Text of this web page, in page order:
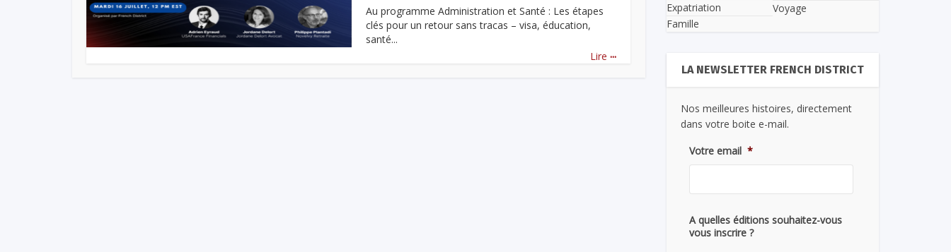
Au programme Administration et Santé : Les étapes
clés pour un retour sans tracas – visa, éducation,
santé...
Lire ...
Expatriation
Famille
Voyage
LA NEWSLETTER FRENCH DISTRICT
Nos meilleures histoires, directement
dans votre boite e-mail.
Votre email *
A quelles éditions souhaitez-vous
vous inscrire ?